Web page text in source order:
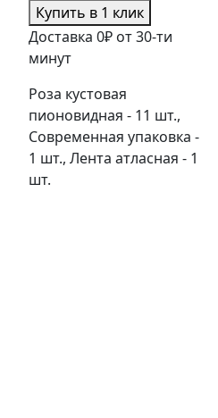
Купить в 1 клик
Доставка 0₽ от 30-ти
минут
Роза кустовая
пионовидная - 11 шт.,
Современная упаковка -
1 шт., Лента атласная - 1
шт.